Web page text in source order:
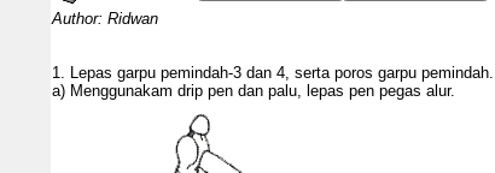
Author: Ridwan
1. Lepas garpu pemindah-3 dan 4, serta poros garpu pemindah.
a) Menggunakam drip pen dan palu, lepas pen pegas alur.